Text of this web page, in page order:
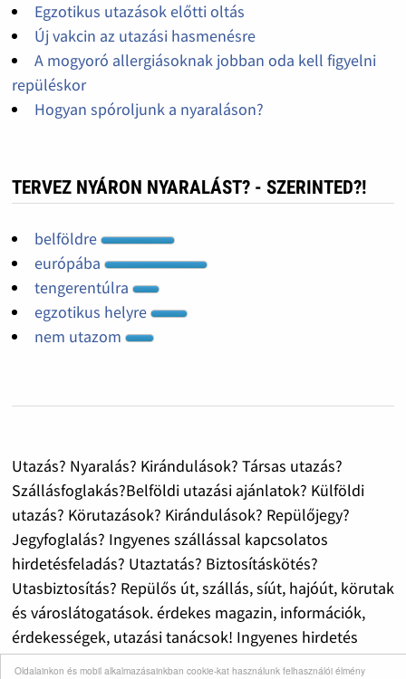
Oldalainkon és mobil alkalmazásainkban cookie-kat használunk felhasználói élmény
Egzotikus utazások előtti oltás
Új vakcin az utazási hasmenésre
A mogyoró allergiásoknak jobban oda kell figyelni
repüléskor
Hogyan spóroljunk a nyaraláson?
TERVEZ NYÁRON NYARALÁST? - SZERINTED?!
belföldre
európába
tengerentúlra
egzotikus helyre
nem utazom
Utazás? Nyaralás? Kirándulások? Társas utazás?
Szállásfoglakás?Belföldi utazási ajánlatok? Külföldi
utazás? Körutazások? Kirándulások? Repülőjegy?
Jegyfoglalás? Ingyenes szállással kapcsolatos
hirdetésfeladás? Utaztatás? Biztosításkötés?
Utasbiztosítás? Repülős út, szállás, síút, hajóút, körutak
és városlátogatások. érdekes magazin, információk,
érdekességek, utazási tanácsok! Ingyenes hirdetés
feladás, utazási kedvezmények, hasznos utazási